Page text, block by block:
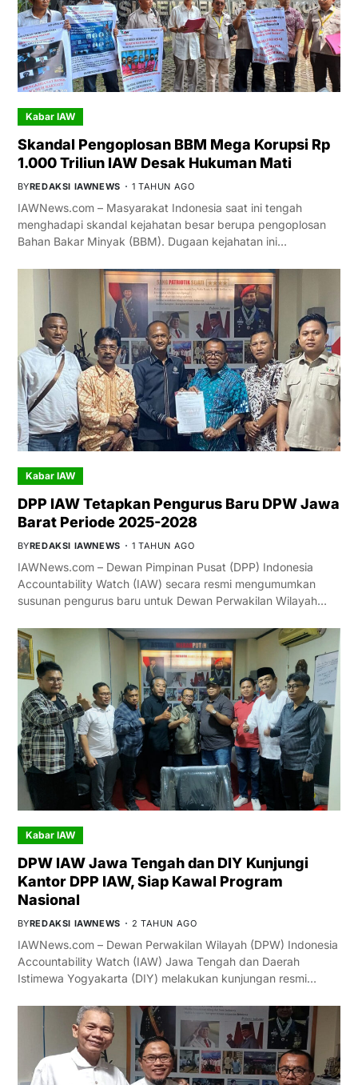
Kabar IAW
Skandal Pengoplosan BBM Mega Korupsi Rp
1.000 Triliun IAW Desak Hukuman Mati
BYREDAKSI IAWNEWS 1 TAHUN AGO
IAWNews.com – Masyarakat Indonesia saat ini tengah
menghadapi skandal kejahatan besar berupa pengoplosan
Bahan Bakar Minyak (BBM). Dugaan kejahatan ini…
Kabar IAW
DPP IAW Tetapkan Pengurus Baru DPW Jawa
Barat Periode 2025-2028
BYREDAKSI IAWNEWS 1 TAHUN AGO
IAWNews.com – Dewan Pimpinan Pusat (DPP) Indonesia
Accountability Watch (IAW) secara resmi mengumumkan
susunan pengurus baru untuk Dewan Perwakilan Wilayah…
Kabar IAW
DPW IAW Jawa Tengah dan DIY Kunjungi
Kantor DPP IAW, Siap Kawal Program
Nasional
BYREDAKSI IAWNEWS 2 TAHUN AGO
IAWNews.com – Dewan Perwakilan Wilayah (DPW) Indonesia
Accountability Watch (IAW) Jawa Tengah dan Daerah
Istimewa Yogyakarta (DIY) melakukan kunjungan resmi…